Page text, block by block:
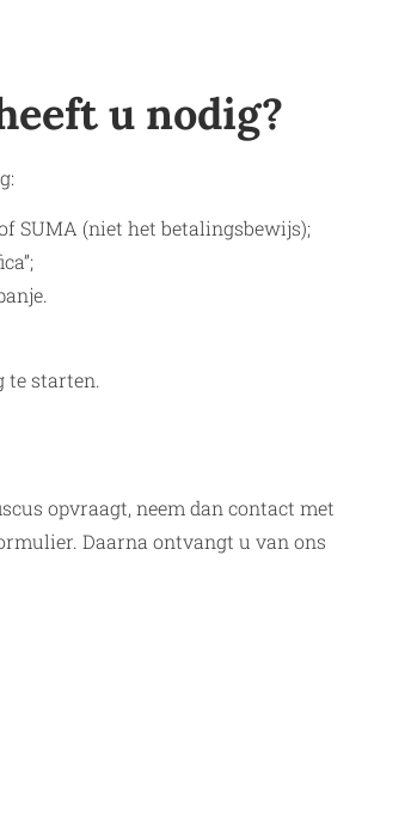
u nodig?
SUMA (niet het betalingsbewijs);
te starten.
opvraagt, neem dan contact met
Daarna ontvangt u van ons